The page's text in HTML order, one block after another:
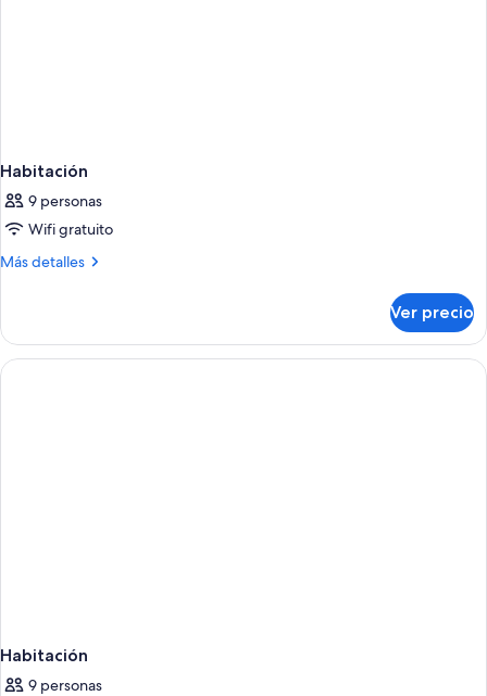
Habitación
9 personas
Wifi gratuito
Más detalles
Más
Ver precio
Habitación
9 personas